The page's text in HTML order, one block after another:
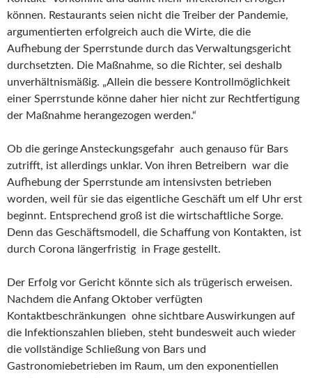
können. Restaurants seien nicht die Treiber der Pandemie,
argumentierten erfolgreich auch die Wirte, die die
Aufhebung der Sperrstunde durch das Verwaltungsgericht
durchsetzten. Die Maßnahme, so die Richter, sei deshalb
unverhältnismäßig. „Allein die bessere Kontrollmöglichkeit
einer Sperrstunde könne daher hier nicht zur Rechtfertigung
der Maßnahme herangezogen werden.“
Ob die geringe Ansteckungsgefahr auch genauso für Bars
zutrifft, ist allerdings unklar. Von ihren Betreibern war die
Aufhebung der Sperrstunde am intensivsten betrieben
worden, weil für sie das eigentliche Geschäft um elf Uhr erst
beginnt. Entsprechend groß ist die wirtschaftliche Sorge.
Denn das Geschäftsmodell, die Schaffung von Kontakten, ist
durch Corona längerfristig in Frage gestellt.
Der Erfolg vor Gericht könnte sich als trügerisch erweisen.
Nachdem die Anfang Oktober verfügten
Kontaktbeschränkungen ohne sichtbare Auswirkungen auf
die Infektionszahlen blieben, steht bundesweit auch wieder
die vollständige Schließung von Bars und
Gastronomiebetrieben im Raum, um den exponentiellen